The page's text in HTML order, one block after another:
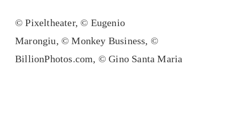
© Pixeltheater, © Eugenio
Marongiu, © Monkey Business, ©
BillionPhotos.com, © Gino Santa Maria